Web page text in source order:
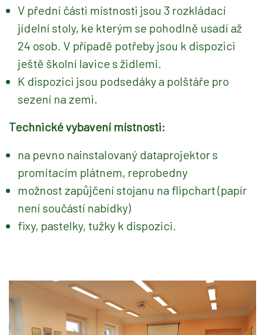
V přední části místnosti jsou 3 rozkládací
jídelní stoly, ke kterým se pohodlně usadí až
24 osob. V případě potřeby jsou k dispozici
ještě školní lavice s židlemi.
K dispozici jsou podsedáky a polštáře pro
sezení na zemi.
Technické vybavení místnosti:
na pevno nainstalovaný dataprojektor s
promítacím plátnem, reprobedny
možnost zapůjčení stojanu na flipchart (papír
není součástí nabídky)
fixy, pastelky, tužky k dispozici.